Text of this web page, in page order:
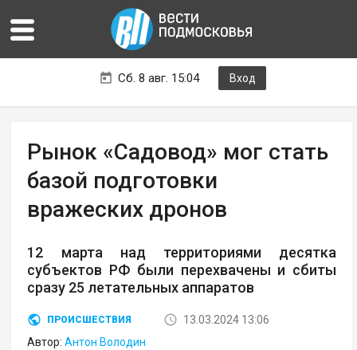
Сб. 8 авг. 15:04 Вход
Рынок «Садовод» мог стать
базой подготовки
вражеских дронов
12 марта над территориями десятка
субъектов РФ были перехвачены и сбиты
сразу 25 летательных аппаратов
ПРОИСШЕСТВИЯ
13.03.2024 13:06
Автор:Антон Володин